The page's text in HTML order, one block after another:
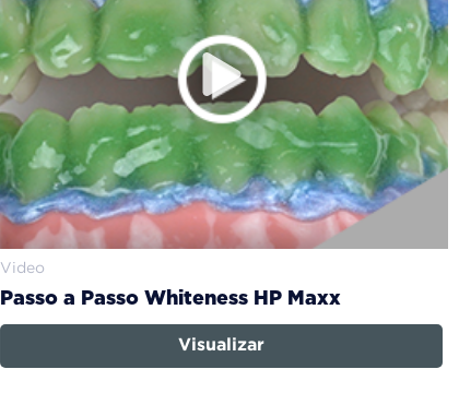
Video
Passo a Passo Whiteness HP Maxx
Visualizar